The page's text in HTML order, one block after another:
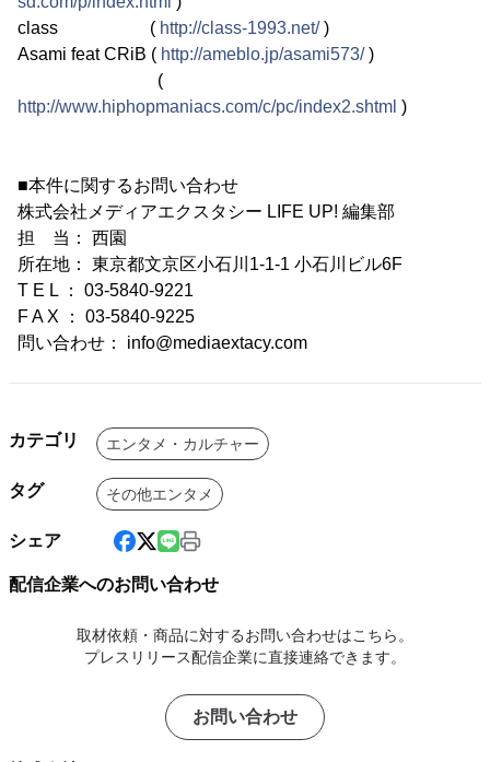
class ( http://class-1993.net/)
Asami feat CRiB ( http://ameblo.jp/asami573/)
(
http://www.hiphopmaniacs.com/c/pc/index2.shtml )
■本件に関するお問い合わせ
株式会社メディアエクスタシー LIFE UP! 編集部
担 当： 西園
所在地： 東京都文京区小石川1-1-1 小石川ビル6F
T E L ： 03-5840-9221
F A X ： 03-5840-9225
問い合わせ： info@mediaextacy.com
カテゴリ エンタメ・カルチャー
タグ その他エンタメ
シェア
配信企業へのお問い合わせ
取材依頼・商品に対するお問い合わせはこちら。
プレスリリース配信企業に直接連絡できます。
お問い合わせ